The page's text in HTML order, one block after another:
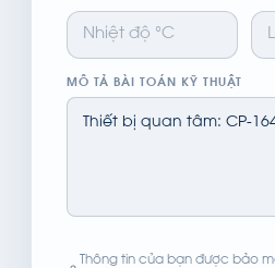
MÔ TẢ BÀI TOÁN KỸ THUẬT
Thông tin của bạn được bảo